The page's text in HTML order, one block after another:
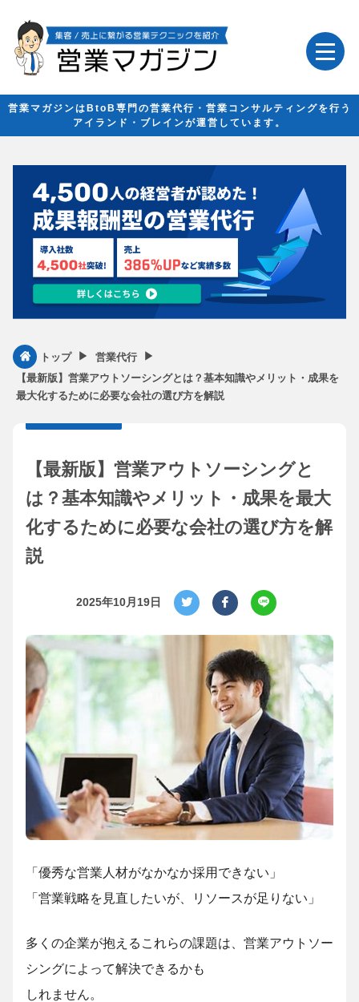
営業マガジンはBtoB専門の営業代行・営業コンサルティングを行う
アイランド・ブレインが運営しています。
トップ ▶︎ 営業代行 ▶︎
【最新版】営業アウトソーシングとは？基本知識やメリット・成果を
最大化するために必要な会社の選び方を解説
【最新版】営業アウトソーシングと
は？基本知識やメリット・成果を最大
化するために必要な会社の選び方を解
説
2025年10月19日
「優秀な営業人材がなかなか採用できない」
「営業戦略を見直したいが、リソースが足りない」
多くの企業が抱えるこれらの課題は、営業アウトソー
シングによって解決できるかも
しれません。